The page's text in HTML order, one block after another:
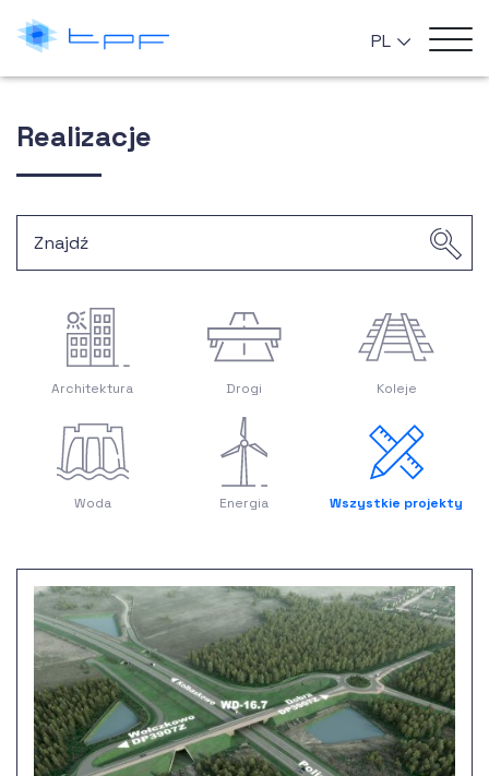
Realizacje
Architektura Drogi Koleje
Woda Energia Wszystkie projekty
PL